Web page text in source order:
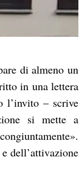
di almeno un
in una lettera
l’invito – scrive
si mette a
dell’attivazione